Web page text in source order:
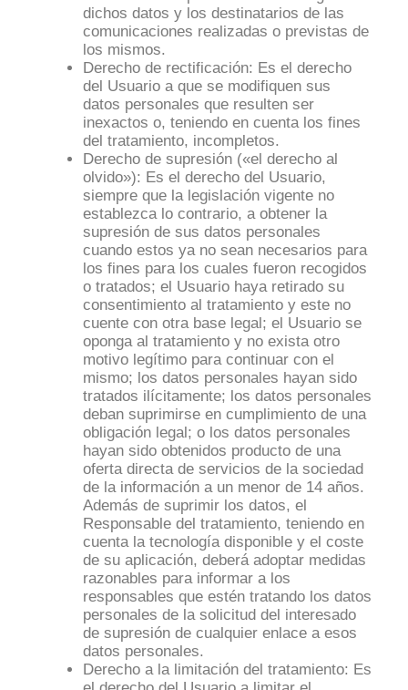
dichos datos y los destinatarios de las
comunicaciones realizadas o previstas de
los mismos.
Derecho de rectificación: Es el derecho
del Usuario a que se modifiquen sus
datos personales que resulten ser
inexactos o, teniendo en cuenta los fines
del tratamiento, incompletos.
Derecho de supresión («el derecho al
olvido»): Es el derecho del Usuario,
siempre que la legislación vigente no
establezca lo contrario, a obtener la
supresión de sus datos personales
cuando estos ya no sean necesarios para
los fines para los cuales fueron recogidos
o tratados; el Usuario haya retirado su
consentimiento al tratamiento y este no
cuente con otra base legal; el Usuario se
oponga al tratamiento y no exista otro
motivo legítimo para continuar con el
mismo; los datos personales hayan sido
tratados ilícitamente; los datos personales
deban suprimirse en cumplimiento de una
obligación legal; o los datos personales
hayan sido obtenidos producto de una
oferta directa de servicios de la sociedad
de la información a un menor de 14 años.
Además de suprimir los datos, el
Responsable del tratamiento, teniendo en
cuenta la tecnología disponible y el coste
de su aplicación, deberá adoptar medidas
razonables para informar a los
responsables que estén tratando los datos
personales de la solicitud del interesado
de supresión de cualquier enlace a esos
datos personales.
Derecho a la limitación del tratamiento: Es